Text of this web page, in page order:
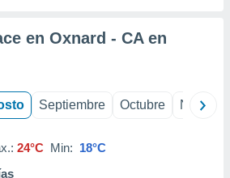
en Oxnard - CA en
Septiembre Octubre
24°C Min: 18°C